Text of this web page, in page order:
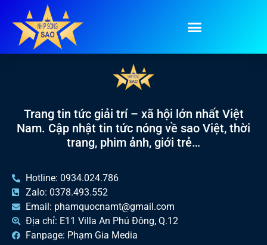
Tag:David Beckham
Trang tin tức giải trí – xã hội lớn nhất Việt
Nam. Cập nhật tin tức nóng về sao Việt, thời
trang, phim ảnh, giới trẻ…
Hotline: 0934.024.786
Zalo: 0378.493.552
Email: phamquocnamt@gmail.com
Địa chỉ: E11 Villa An Phú Đông, Q.12
Fanpage: Phạm Gia Media